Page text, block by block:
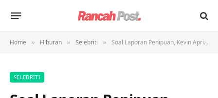
Home » Hiburan » Selebriti » Soal Laporan Penipuan, Kevin Aprilio Masih Bungkam
SELEBRITI